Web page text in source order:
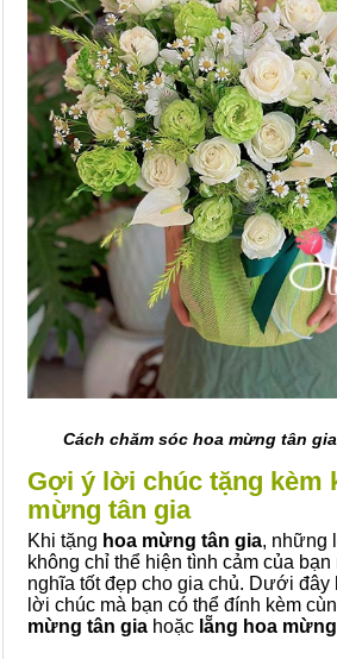
Cách chăm sóc hoa mừng tân
Gợi ý lời chúc tặng kèm
mừng tân gia
Khi tặng hoa mừng tân gia, những
không chỉ thể hiện tình cảm của
nghĩa tốt đẹp cho gia chủ. Dưới đây
lời chúc mà bạn có thể đính kèm
mừng tân gia hoặc lẵng hoa